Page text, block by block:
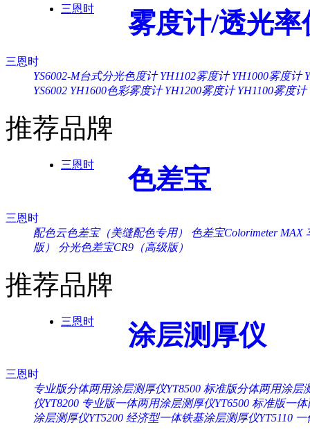
三恩时 雾度计/透光率
三恩时
YS6002-M台式分光色度计 YH1102雾度计 YH1000雾度计
YS6002 YH1600色彩雾度计 YH1200雾度计 YH1100雾度计
推荐品牌
三恩时 色差宝
三恩时
配色云色差宝（美缝配色专用）
色差宝Colorimeter MAX
版）
分光色差宝CR9（高级版）
推荐品牌
三恩时 涂层测厚仪
三恩时
专业版分体两用涂层测厚仪YT8500 标准版分体两用涂层
仪YT8200 专业版一体两用涂层测厚仪YT6500 标准版一体
涂层测厚仪YT5200 经济型一体铁基涂层测厚仪YT5110 一